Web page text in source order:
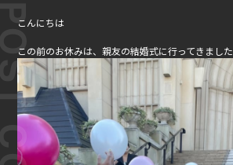
こんにちは
この前のお休みは、親友の結婚式に行ってきました